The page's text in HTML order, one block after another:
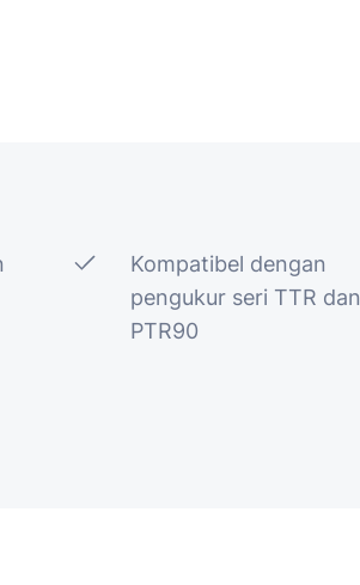
Kompatibel dengan
pengukur seri TTR dan
PTR90